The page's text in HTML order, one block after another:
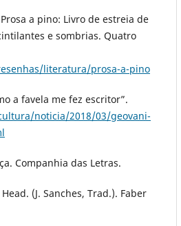
a pino: Livro de estreia de
e sombrias. Quatro
literatura/prosa-a-pino
a favela me fez escritor”.
noticia/2018/03/geovani-
Companhia das Letras.
(J. Sanches, Trad.). Faber